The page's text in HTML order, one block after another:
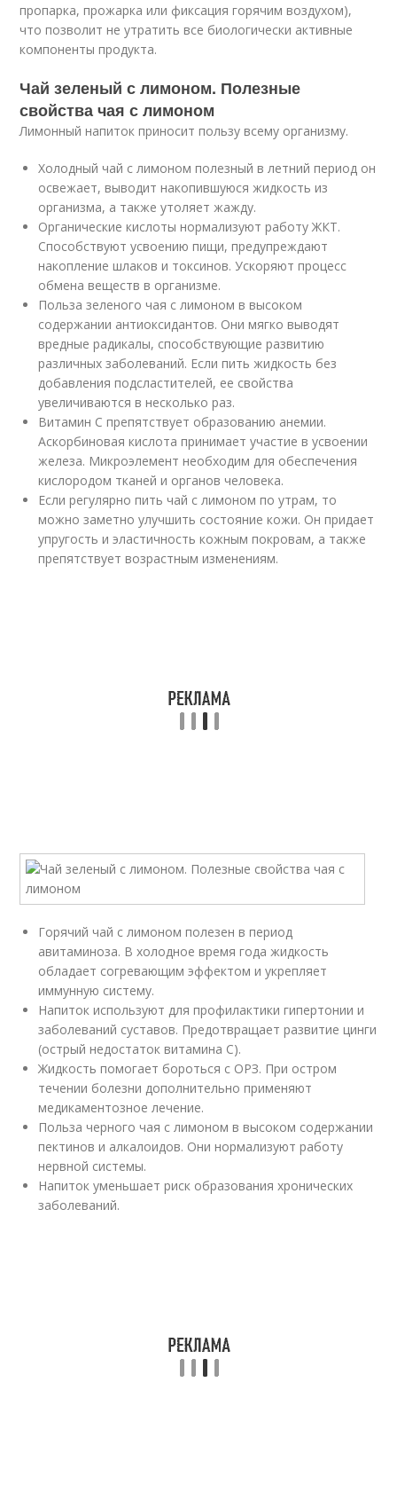
пропарка, прожарка или фиксация горячим воздухом),
что позволит не утратить все биологически активные
компоненты продукта.
Чай зеленый с лимоном. Полезные
свойства чая с лимоном
Лимонный напиток приносит пользу всему организму.
Холодный чай с лимоном полезный в летний период он
освежает, выводит накопившуюся жидкость из
организма, а также утоляет жажду.
Органические кислоты нормализуют работу ЖКТ.
Способствуют усвоению пищи, предупреждают
накопление шлаков и токсинов. Ускоряют процесс
обмена веществ в организме.
Польза зеленого чая с лимоном в высоком
содержании антиоксидантов. Они мягко выводят
вредные радикалы, способствующие развитию
различных заболеваний. Если пить жидкость без
добавления подсластителей, ее свойства
увеличиваются в несколько раз.
Витамин С препятствует образованию анемии.
Аскорбиновая кислота принимает участие в усвоении
железа. Микроэлемент необходим для обеспечения
кислородом тканей и органов человека.
Если регулярно пить чай с лимоном по утрам, то
можно заметно улучшить состояние кожи. Он придает
упругость и эластичность кожным покровам, а также
препятствует возрастным изменениям.
Горячий чай с лимоном полезен в период
авитаминоза. В холодное время года жидкость
обладает согревающим эффектом и укрепляет
иммунную систему.
Напиток используют для профилактики гипертонии и
заболеваний суставов. Предотвращает развитие цинги
(острый недостаток витамина С).
Жидкость помогает бороться с ОРЗ. При остром
течении болезни дополнительно применяют
медикаментозное лечение.
Польза черного чая с лимоном в высоком содержании
пектинов и алкалоидов. Они нормализуют работу
нервной системы.
Напиток уменьшает риск образования хронических
заболеваний.